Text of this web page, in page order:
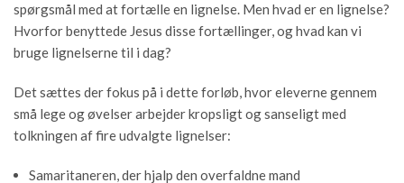
spørgsmål med at fortælle en lignelse. Men hvad er en lignelse?
Hvorfor benyttede Jesus disse fortællinger, og hvad kan vi
bruge lignelserne til i dag?
Det sættes der fokus på i dette forløb, hvor eleverne gennem
små lege og øvelser arbejder kropsligt og sanseligt med
tolkningen af fire udvalgte lignelser:
Samaritaneren, der hjalp den overfaldne mand